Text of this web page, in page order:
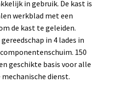
in gebruik. De kast is
werkblad met een
de kast te geleiden.
in 4 lades in
150
geschikte basis voor alle
dienst.